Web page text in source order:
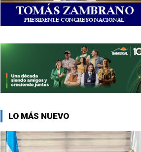
LO MÁS NUEVO